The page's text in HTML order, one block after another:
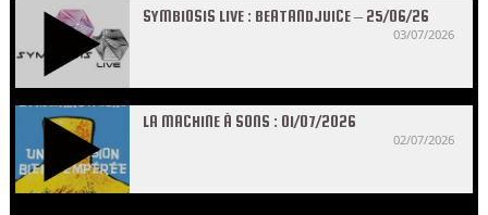
SYMBIOSIS LIVE : BEATANDJUICE – 25/06/26
03/07/2026
LA MACHINE À SONS : 01/07/2026
02/07/2026